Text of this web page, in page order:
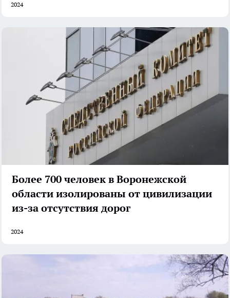
2024
Более 700 человек в Воронежской
области изолированы от цивилизации
из-за отсутствия дорог
2024